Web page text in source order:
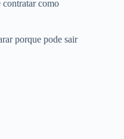
contratar como
porque pode sair